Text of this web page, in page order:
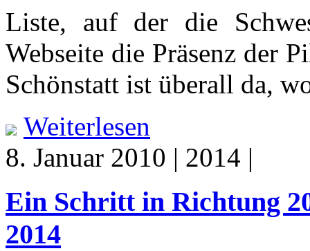
Liste, auf der die
Webseite die Präsenz der
Schönstatt ist überall da,
Weiterlesen
8. Januar 2010 | 2014 |
Ein Schritt in Richtung
2014